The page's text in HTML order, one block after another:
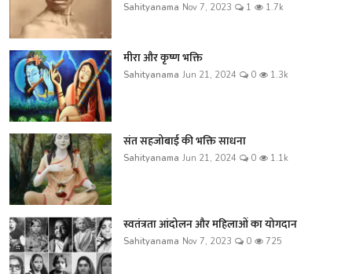
Sahityanama Nov 7, 2023 1 1.7k
मीरा और कृष्ण भक्ति
Sahityanama Jun 21, 2024 0 1.3k
संत सहजोबाई की भक्ति साधना
Sahityanama Jun 21, 2024 0 1.1k
स्वतंत्रता आंदोलन और महिलाओं का योगदान
Sahityanama Nov 7, 2023 0 725